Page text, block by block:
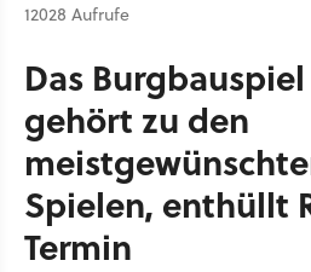
12028 Aufrufe
Das
gehört zu den
Spielen, enthüllt
Termin